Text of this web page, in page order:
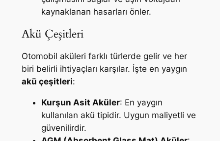
kaynaklanan hasarları önler.
Akü Çeşitleri
Otomobil aküleri farklı türlerde gelir ve her
biri belirli ihtiyaçları karşılar. İşte en yaygın
akü çeşitleri:
Kurşun Asit Aküler: En yaygın
kullanılan akü tipidir. Uygun maliyetli ve
güvenilirdir.